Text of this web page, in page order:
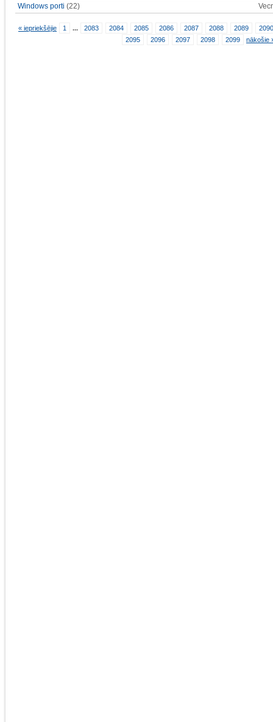
Windows porti (22)
« iepriekšējie 1 ... 2083 2084 2085 2086 2087 2088 2089
2090
2095
2096 2097 2098 2099 nākošie